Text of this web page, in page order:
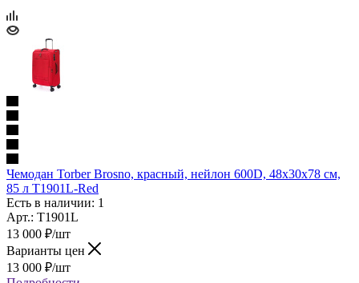
Чемодан Torber Brosno, красный, нейлон 600D, 48x30x78 см,
85 л T1901L-Red
Есть в наличии: 1
Арт.: T1901L
13 000 ₽/шт
Варианты цен
13 000 ₽/шт